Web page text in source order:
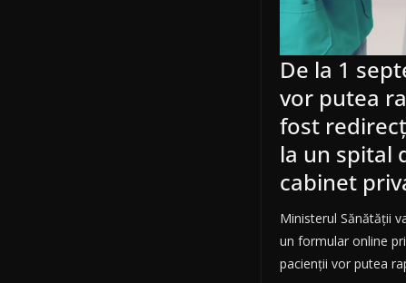
De la 1
vor putea
fost
la un spital
cabinet
Ministerul Sănătății
un formular online
pacienții vor putea